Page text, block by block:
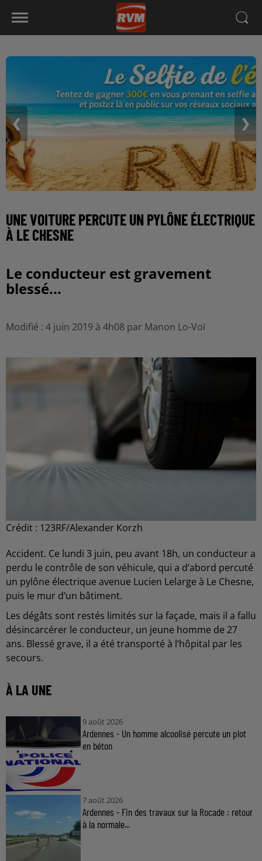
❮ ❯
UNE VOITURE PERCUTE UN PYLÔNE ÉLECTRIQUE
À LE CHESNE
Le conducteur est gravement
blessé...
Modifié : 4 juin 2019 à 4h08 par Manon Lo-Voï
Crédit : 123RF/Alexander Korzh
Accident. Ce lundi 3 juin, peu avant 18h, un conducteur a
perdu le contrôle de son véhicule, qui a d’abord percuté
un pylône électrique avenue Lucien Lelarge à Le Chesne,
puis le mur d’un bâtiment.
Les dégâts sont restés limités sur la façade, mais il a fallu
désincarcérer le conducteur, un jeune homme de 27
ans. Blessé grave, il a été transporté à l’hôpital par les
secours.
À LA UNE
9 août 2026
Ardennes - Un homme alcoolisé percute un plot
en béton
7 août 2026
Ardennes - Fin des travaux sur la Rocade : retour
à la normale...